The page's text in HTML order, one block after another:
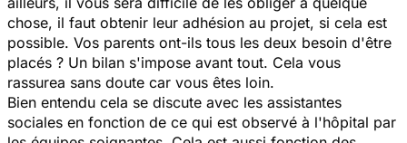
chose, il faut obtenir leur adhésion au projet, si cela est
possible. Vos parents ont-ils tous les deux besoin d'être
placés ? Un bilan s'impose avant tout. Cela vous
rassurea sans doute car vous êtes loin.
Bien entendu cela se discute avec les assistantes
sociales en fonction de ce qui est observé à l'hôpital par